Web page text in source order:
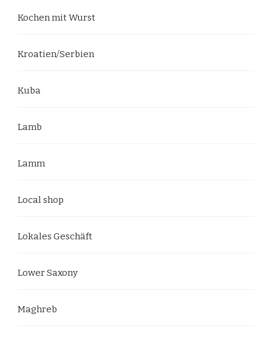
Kochen mit Wurst
Kroatien/Serbien
Kuba
Lamb
Lamm
Local shop
Lokales Geschäft
Lower Saxony
Maghreb